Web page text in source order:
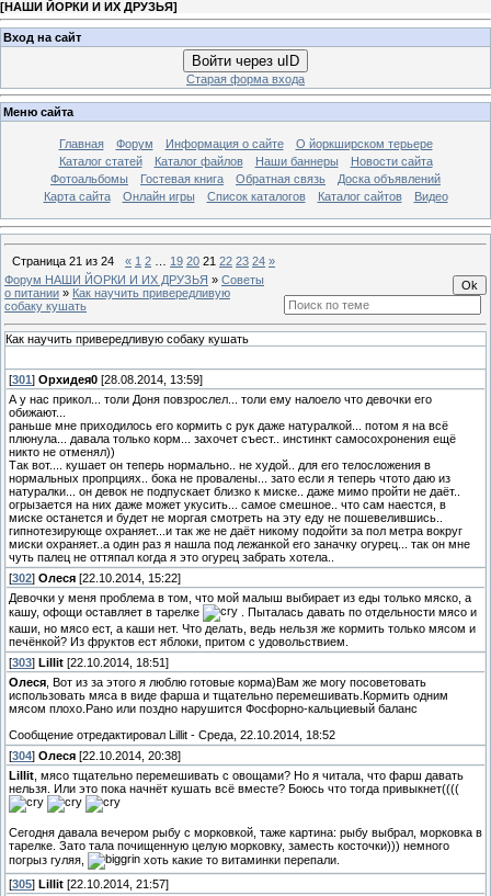
[НАШИ ЙОРКИ И ИХ ДРУЗЬЯ]
Вход на сайт
Войти через uID
Старая форма входа
Меню сайта
Главная Форум Информация о сайте
О йоркширском терьере
Каталог статей
Каталог файлов Наши баннеры
Новости сайта
Фотоальбомы
Гостевая книга Обратная связь
Доска объявлений
Карта сайта
Онлайн игры Список каталогов Каталог сайтов Видео
Страница 21 из 24 « 1 2 19 20 21 22 23 24 »
Форум НАШИ ЙОРКИ И ИХ ДРУЗЬЯ » Советы
о питании » Как научить привередливую
собаку кушать
Как научить привередливую собаку кушать
[301 ] Орхидея0 [28.08.2014, 13:59]
А у нас прикол... толи Доня повзрослел... толи ему налоело что девочки его
обижают...
раньше мне приходилось его кормить с рук даже натуралкой... потом я на всё
плюнула... давала только корм... захочет съест.. инстинкт самосохронения ещё
никто не отменял))
Так вот.... кушает он теперь нормально.. не худой.. для его телосложения в
нормальных пропрциях.. бока не провалены... зато если я теперь чтото даю из
натуралки... он девок не подпускает близко к миске.. даже мимо пройти не даёт..
огрызается на них даже может укусить... самое смешное.. что сам наестся, в
миске останется и будет не моргая смотреть на эту еду не пошевелившись..
гипнотезирующе охраняет...и так же не даёт никому подойти за пол метра вокруг
миски охраняет..а один раз я нашла под лежанкой его заначку огурец... так он мне
чуть палец не оттяпал когда я это огурец забрать хотела..
[302] Олеся [22.10.2014, 15:22]
Девочки у меня проблема в том, что мой малыш выбирает из еды только мяско, а
кашу, офощи оставляет в тарелке
. Пыталась давать по отдельности мясо и
каши, но мясо ест, а каши нет. Что делать, ведь нельзя же кормить только мясом и
печёнкой? Из фруктов ест яблоки, притом с удовольствием.
[303] Lillit [22.10.2014, 18:51]
Олеся , Вот из за этого я люблю готовые корма)Вам же могу посоветовать
использовать мяса в виде фарша и тщательно перемешивать.Кормить одним
мясом плохо.Рано или поздно нарушится Фосфорно-кальциевый баланс
Сообщение отредактировал
Lillit - Среда, 22.10.2014, 18:52
[304] Олеся [22.10.2014, 20:38]
Lillit , мясо тщательно перемешивать с овощами? Но я читала, что фарш давать
нельзя. Или это пока начнёт кушать всё вместе? Боюсь что тогда привыкнет((((
Сегодня давала вечером рыбу с морковкой, таже картина: рыбу выбрал, морковка в
тарелке. Зато тала почищенную целую морковку, заместь косточки))) немного
погрыз гуляя,
хоть какие то витаминки перепали.
[305] Lillit [22.10.2014, 21:57]